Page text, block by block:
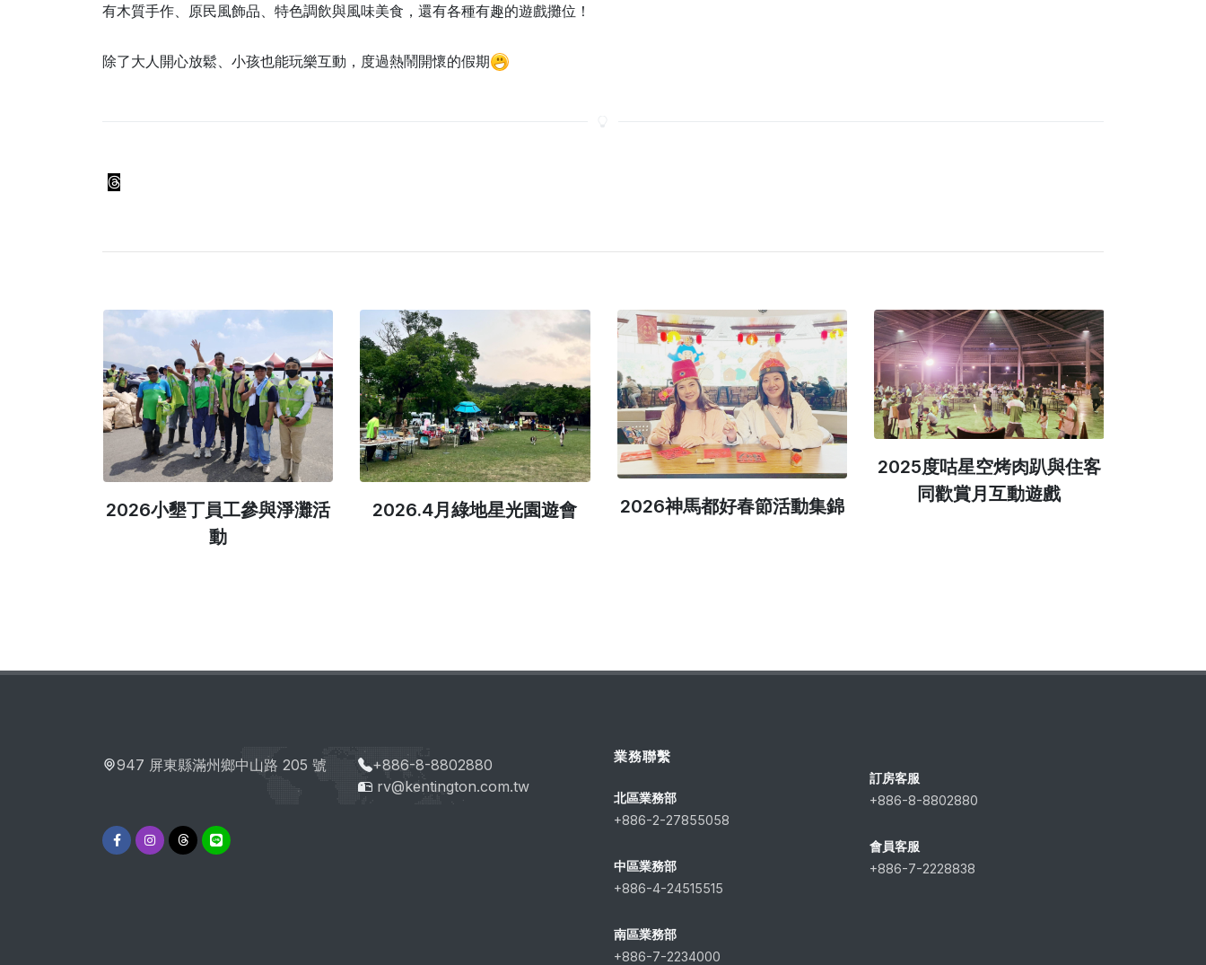
有木質手作、原民風飾品、特色調飲與風味美食，還有各種有趣的遊戲攤位！
除了大人開心放鬆、小孩也能玩樂互動，度過熱鬧開懷的假期
2026小墾丁員工參與淨灘活
動
2026.4月綠地星光園遊會 2026神馬都好春節活動集錦
2025度咕星空烤肉趴與住客
同歡賞月互動遊戲
947 屏東縣滿州鄉中山路 205 號
+886-8-8802880
rv@kentington.com.tw
業務聯繫
北區業務部
+886-2-27855058
中區業務部
+886-4-24515515
南區業務部
+886-7-2234000
訂房客服
+886-8-8802880
會員客服
+886-7-2228838